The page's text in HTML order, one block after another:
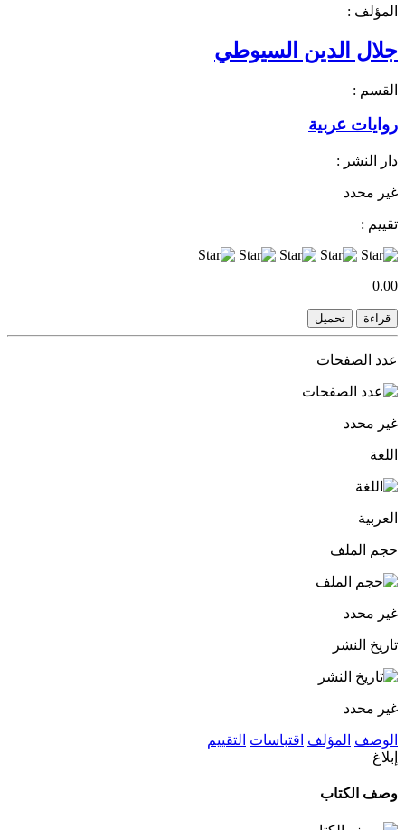
المؤلف :
جلال الدين السيوطي
القسم :
روايات عربية
دار النشر :
غير محدد
تقييم :
0.00
قراءة تحميل
عدد الصفحات
غير محدد
اللغة
العربية
حجم الملف
غير محدد
تاريخ النشر
غير محدد
الوصف المؤلف اقتباسات التقييم
إبلاغ
وصف الكتاب